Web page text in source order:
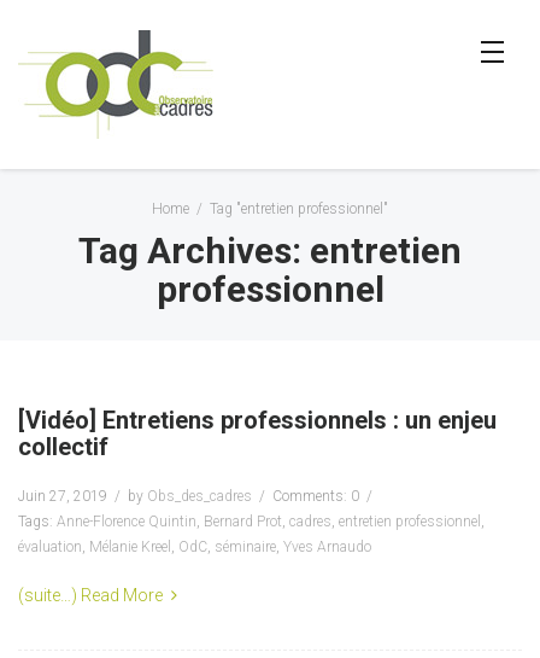
Home / Tag "entretien professionnel"
Tag Archives: entretien
professionnel
[Vidéo] Entretiens professionnels : un enjeu
collectif
Juin 27, 2019 by Obs_des_cadres
Comments: 0
Tags: Anne-Florence Quintin, Bernard Prot, cadres, entretien professionnel ,
évaluation, Mélanie Kreel , OdC, séminaire, Yves Arnaudo
(suite…) Read More